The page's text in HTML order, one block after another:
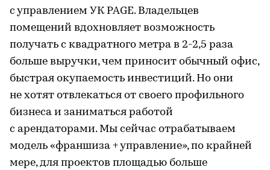
с управлением УК PAGE. Владельцев
помещений вдохновляет возможность
получать с квадратного метра в 2-2,5 раза
больше выручки, чем приносит обычный офис,
быстрая окупаемость инвестиций. Но они
не хотят отвлекаться от своего профильного
бизнеса и заниматься работой
с арендаторами. Мы сейчас отрабатываем
модель «франшиза + управление», по крайней
мере, для проектов площадью больше